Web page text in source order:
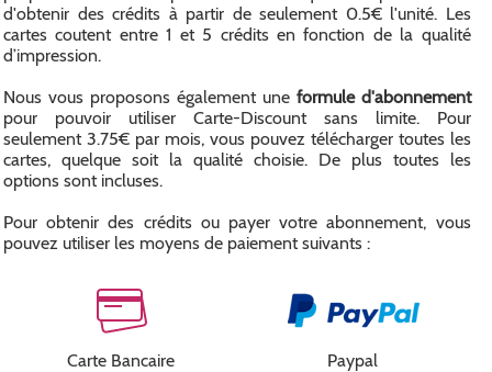
d'obtenir des crédits à partir de seulement 0.5€ l'unité. Les
cartes coutent entre 1 et 5 crédits en fonction de la qualité
d’impression.
Nous vous proposons également uneformule d'abonnement
pour pouvoir utiliser Carte-Discount sans limite. Pour
seulement 3.75€ par mois, vous pouvez télécharger toutes les
cartes, quelque soit la qualité choisie. De plus toutes les
options sont incluses.
Pour obtenir des crédits ou payer votre abonnement, vous
pouvez utiliser les moyens de paiement suivants :
Carte Bancaire Paypal